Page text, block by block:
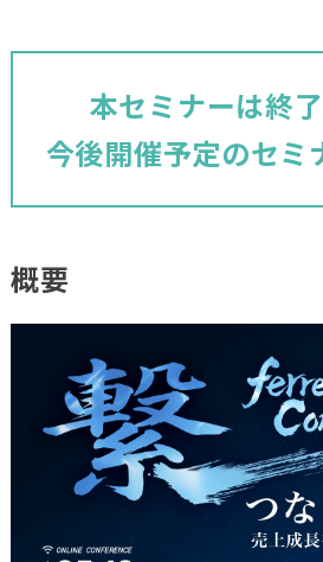
本セミナーは終
今後開催予定のセミ
概要